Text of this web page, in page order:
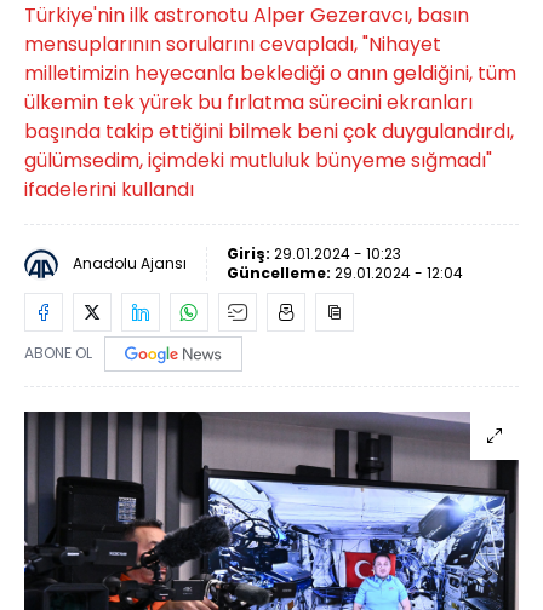
Türkiye'nin ilk astronotu Alper Gezeravcı, basın
mensuplarının sorularını cevapladı, "Nihayet
milletimizin heyecanla beklediği o anın geldiğini, tüm
ülkemin tek yürek bu fırlatma sürecini ekranları
başında takip ettiğini bilmek beni çok duygulandırdı,
gülümsedim, içimdeki mutluluk bünyeme sığmadı"
ifadelerini kullandı
Anadolu Ajansı Giriş: 29.01.2024 - 10:23
Güncelleme: 29.01.2024 - 12:04
ABONE OL